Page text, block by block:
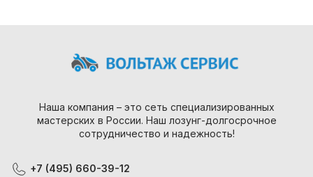
Наша компания – это сеть специализированных
мастерских в России. Наш лозунг-долгосрочное
сотрудничество и надежность!
+7 (495) 660-39-12